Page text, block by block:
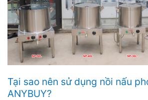
Tại sao nên sử dụng nồi nấu
ANYBUY?